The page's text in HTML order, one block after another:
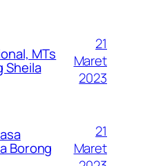
MTs
Sheila
21
Maret
2023
Borong
21
Maret